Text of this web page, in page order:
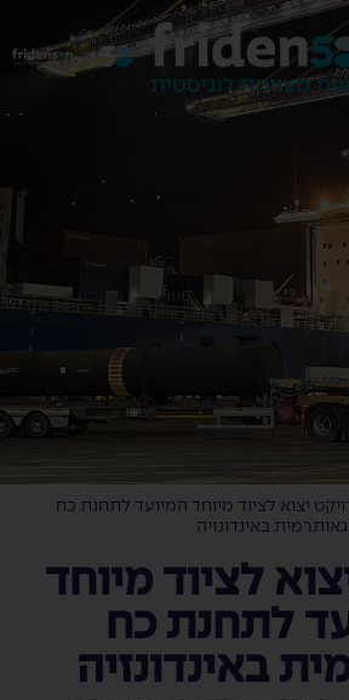
EN
יצוא לציוד מיוחד המיועד לתחנת כח
גאותרמית באינדונזיה
לציוד מיוחד
לתחנת כח
באינדונזיה